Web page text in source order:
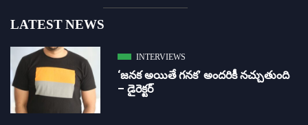
LATEST NEWS
INTERVIEWS
‘జ‌న‌క అయితే గ‌న‌క‌’ అందరికీ నచ్చుతుంది
– డైరెక్ట‌ర్